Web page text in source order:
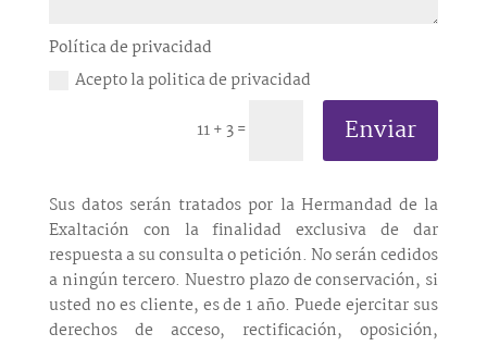
Política de privacidad
Acepto la politica de privacidad
11 + 3= Enviar
Sus datos serán tratados por la Hermandad de la
Exaltación con la finalidad exclusiva de dar
respuesta a su consulta o petición. No serán cedidos
a ningún tercero. Nuestro plazo de conservación, si
usted no es cliente, es de 1 año. Puede ejercitar sus
derechos de acceso, rectificación, oposición,